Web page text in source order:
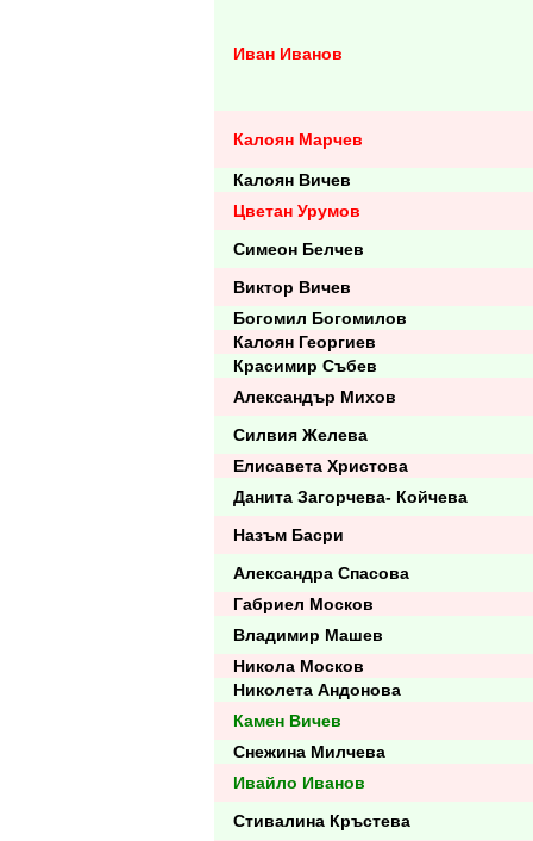
Иван Иванов
Калоян Марчев
Калоян Вичев
Цветан Урумов
Симеон Белчев
Виктор Вичев
Богомил Богомилов
Калоян Георгиев
Красимир Събев
Александър Михов
Силвия Желева
Елисавета Христова
Данита Загорчева- Койчева
Назъм Басри
Александра Спасова
Габриел Москов
Владимир Машев
Никола Москов
Николета Андонова
Камен Вичев
Снежина Милчева
Ивайло Иванов
Стивалина Кръстева